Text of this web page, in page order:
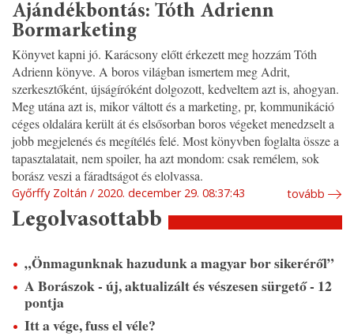
Ajándékbontás: Tóth Adrienn
Bormarketing
Könyvet kapni jó. Karácsony előtt érkezett meg hozzám Tóth
Adrienn könyve. A boros világban ismertem meg Adrit,
szerkesztőként, újságíróként dolgozott, kedveltem azt is, ahogyan.
Meg utána azt is, mikor váltott és a marketing, pr, kommunikáció
céges oldalára került át és elsősorban boros végeket menedzselt a
jobb megjelenés és megítélés felé. Most könyvben foglalta össze a
tapasztalatait, nem spoiler, ha azt mondom: csak remélem, sok
borász veszi a fáradtságot és elolvassa.
Győrffy Zoltán 2020. december 29. 08:37:43 tovább
Legolvasottabb
„Önmagunknak hazudunk a magyar bor sikeréről”
A Borászok - új, aktualizált és vészesen sürgető - 12
pontja
Itt a vége, fuss el véle?